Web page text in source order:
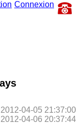
Connexion
04-05 21:37:00
04-06 20:37:44